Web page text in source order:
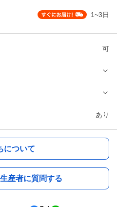
1~3日
可
あり
について
産者に質問する